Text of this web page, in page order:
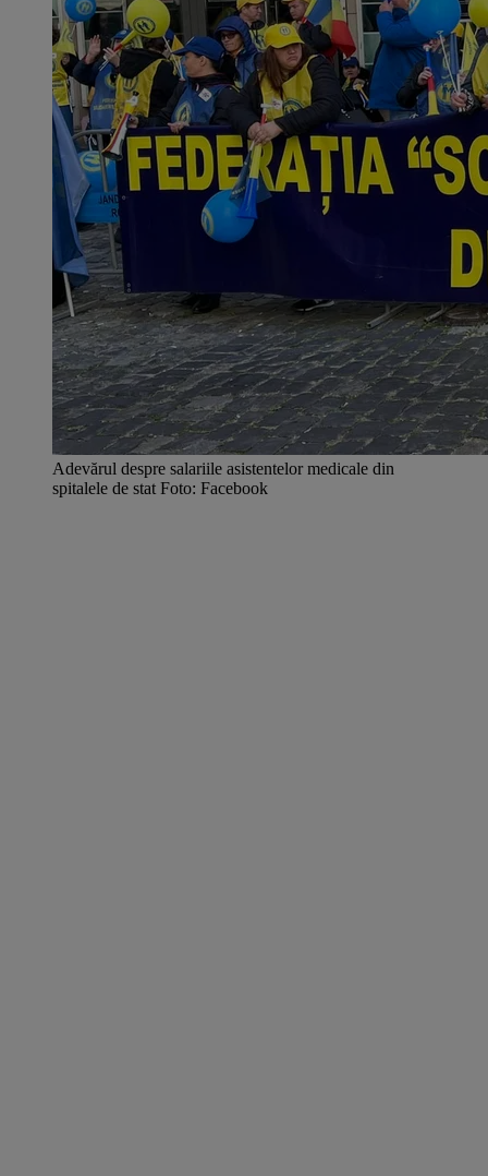
Adevărul despre salariile asistentelor medicale din
spitalele de stat Foto: Facebook